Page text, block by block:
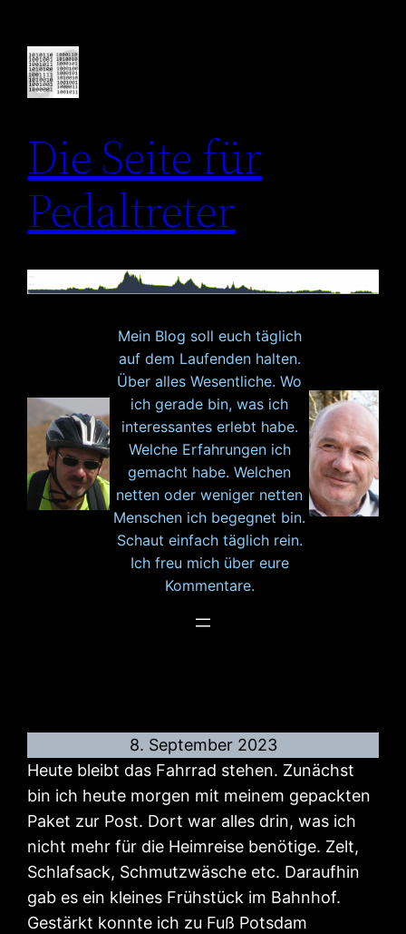
Inhalt
springen
Die Seite für
Pedaltreter
Mein Blog soll euch täglich
auf dem Laufenden halten.
Über alles Wesentliche. Wo
ich gerade bin, was ich
interessantes erlebt habe.
Welche Erfahrungen ich
gemacht habe. Welchen
netten oder weniger netten
Menschen ich begegnet bin.
Schaut einfach täglich rein.
Ich freu mich über eure
Kommentare.
8. September 2023
Heute bleibt das Fahrrad stehen. Zunächst
bin ich heute morgen mit meinem gepackten
Paket zur Post. Dort war alles drin, was ich
nicht mehr für die Heimreise benötige. Zelt,
Schlafsack, Schmutzwäsche etc. Daraufhin
gab es ein kleines Frühstück im Bahnhof.
Gestärkt konnte ich zu Fuß Potsdam